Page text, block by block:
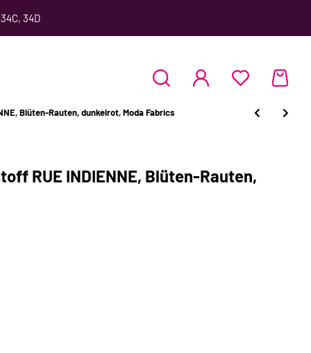
34D
Blüten-Rauten, dunkelrot, Moda Fabrics
RUE INDIENNE, Blüten-Rauten,